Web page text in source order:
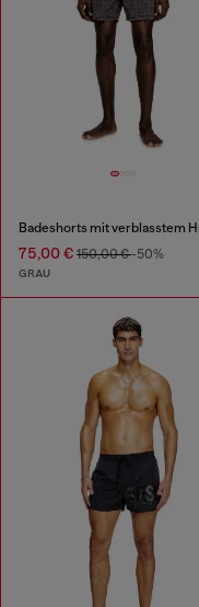
75,00 € 150,00 €-50%
GRAU